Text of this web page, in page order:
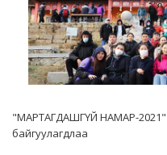
"МАРТАГДАШГҮЙ НАМАР-2021"
байгуулагдлаа